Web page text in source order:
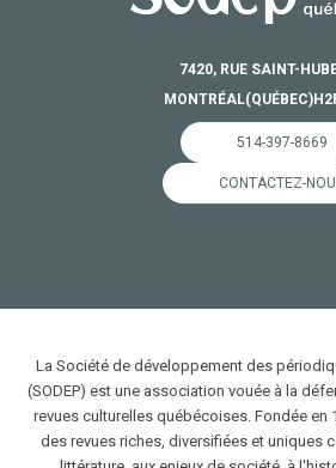
7420, RUE SAINT-
MONTRÉAL(QUÉBEC)
514-397-8669
CONTACTEZ-
La Société de développement des
(SODEP) est une association vouée à la
revues culturelles québécoises. Fondée en
des revues riches, diversifiées et uniques